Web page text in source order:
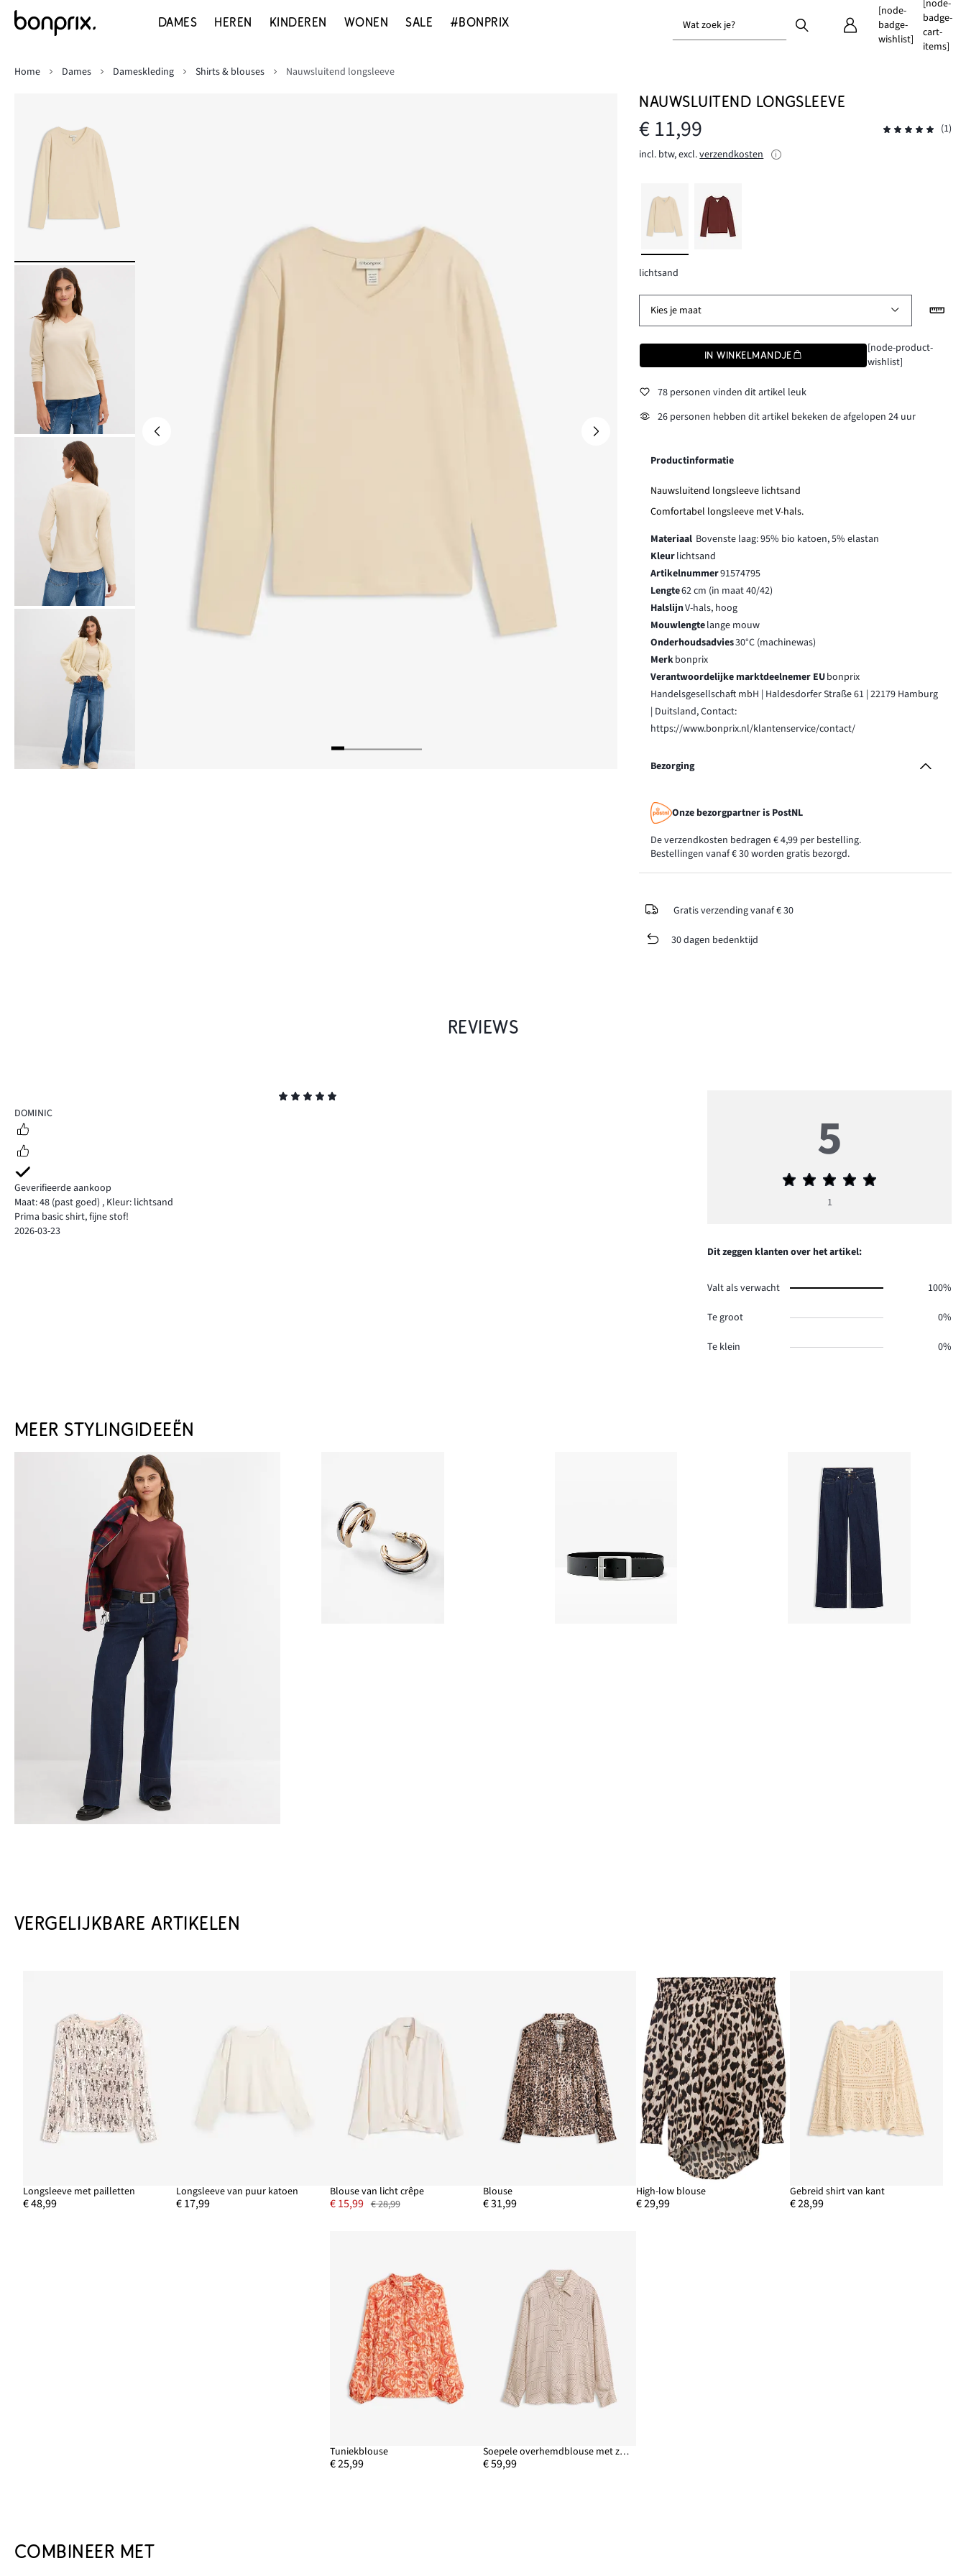
DAMES HEREN KINDEREN WONEN SALE #BONPRIX Wat zoek je?
[node-
badge-
wishlist]
[node-
badge-
cart-
items]
Home
Dames Dameskleding Shirts & blouses Nauwsluitend longsleeve
NAUWSLUITEND LONGSLEEVE
€ 11,99
(1)
incl. btw, excl.verzendkosten
lichtsand
Kies je maat
IN WINKELMANDJE
[node-product-
wishlist]
78 personen vinden dit artikel leuk
26 personen hebben dit artikel bekeken de afgelopen 24 uur
Productinformatie
Nauwsluitend longsleeve lichtsand
Comfortabel longsleeve met V-hals.
Materiaal Bovenste laag: 95% bio katoen, 5% elastan
Kleurlichtsand
Artikelnummer91574795
Lengte62 cm (in maat 40/42)
HalslijnV-hals, hoog
Mouwlengtelange mouw
Onderhoudsadvies30°C (machinewas)
Merkbonprix
Verantwoordelijke marktdeelnemer EUbonprix
Handelsgesellschaft mbH | Haldesdorfer Straße 61 | 22179 Hamburg
| Duitsland, Contact:
https://www.bonprix.nl/klantenservice/contact/
Bezorging
Onze bezorgpartner is PostNL
De verzendkosten bedragen € 4,99 per bestelling.
Bestellingen vanaf € 30 worden gratis bezorgd.
Gratis verzending vanaf € 30
30 dagen bedenktijd
REVIEWS
5
DOMINIC
Geverifieerde aankoop
Maat: 48 (past goed) , Kleur: lichtsand
Prima basic shirt, fijne stof!
2026-03-23
5
Gemiddelde
5
1
Dit zeggen klanten over het artikel:
Valt als verwacht 100%
Te groot 0%
Te klein 0%
MEER STYLINGIDEEËN
VERGELIJKBARE ARTIKELEN
Longsleeve met pailletten
€ 48,99
Longsleeve van puur katoen
€ 17,99
Blouse van licht crêpe
€ 15,99 € 28,99
Blouse
€ 31,99
High-low blouse
€ 29,99
Gebreid shirt van kant
€ 28,99
Tuniekblouse
€ 25,99
Soepele overhemdblouse met zijde
€ 59,99
COMBINEER MET